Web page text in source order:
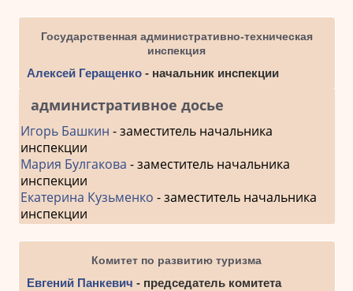
Государственная административно-техническая
инспекция
Алексей Геращенко- начальник инспекции
административное досье
Игорь Башкин - заместитель начальника
инспекции
Мария Булгакова - заместитель начальника
инспекции
Екатерина Кузьменко - заместитель начальника
инспекции
Комитет по развитию туризма
Евгений Панкевич - председатель комитета